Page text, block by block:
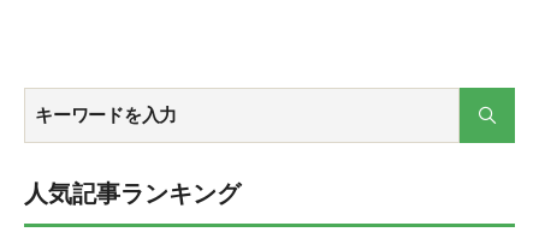
ます。[/ふきだし] [ふきだし icon="https://platinum-times.com/wp-
content/uploads/2023/09/平岡明純直近バストアップ.jpg" align="left"
border="on" icon_shape="circle"]【 舞台のお稽古 】写真は、稽古場か
らの帰りです😆💦8月は本番までの、1ヶ月間🔥毎日お稽古！大先輩の
俳優さん方の演技を間近で観られる、刺激的で勉強になる期間でした✨
人気記事ランキング